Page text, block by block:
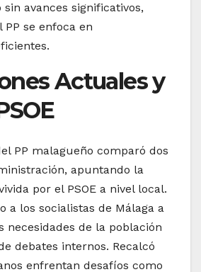
avances significativos,
se enfoca en
Actuales y
PP malagueño comparó dos
apuntando la
por el PSOE a nivel local.
a los socialistas de Málaga a
necesidades de la población
debates internos. Recalcó
enfrentan desafíos como